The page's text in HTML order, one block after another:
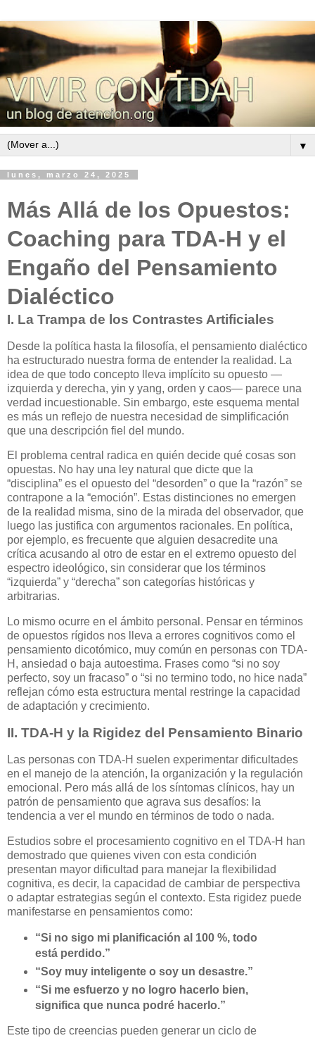
▼
lunes, marzo 24, 2025
Más Allá de los Opuestos:
Coaching para TDA-H y el
Engaño del Pensamiento
Dialéctico
I. La Trampa de los Contrastes Artificiales
Desde la política hasta la filosofía, el pensamiento dialéctico
ha estructurado nuestra forma de entender la realidad. La
idea de que todo concepto lleva implícito su opuesto —
izquierda y derecha, yin y yang, orden y caos— parece una
verdad incuestionable. Sin embargo, este esquema mental
es más un reflejo de nuestra necesidad de simplificación
que una descripción fiel del mundo.
El problema central radica en quién decide qué cosas son
opuestas. No hay una ley natural que dicte que la
“disciplina” es el opuesto del “desorden” o que la “razón” se
contrapone a la “emoción”. Estas distinciones no emergen
de la realidad misma, sino de la mirada del observador, que
luego las justifica con argumentos racionales. En política,
por ejemplo, es frecuente que alguien desacredite una
crítica acusando al otro de estar en el extremo opuesto del
espectro ideológico, sin considerar que los términos
“izquierda” y “derecha” son categorías históricas y
arbitrarias.
Lo mismo ocurre en el ámbito personal. Pensar en términos
de opuestos rígidos nos lleva a errores cognitivos como el
pensamiento dicotómico, muy común en personas con TDA-
H, ansiedad o baja autoestima. Frases como “si no soy
perfecto, soy un fracaso” o “si no termino todo, no hice nada”
reflejan cómo esta estructura mental restringe la capacidad
de adaptación y crecimiento.
II. TDA-H y la Rigidez del Pensamiento Binario
Las personas con TDA-H suelen experimentar dificultades
en el manejo de la atención, la organización y la regulación
emocional. Pero más allá de los síntomas clínicos, hay un
patrón de pensamiento que agrava sus desafíos: la
tendencia a ver el mundo en términos de todo o nada.
Estudios sobre el procesamiento cognitivo en el TDA-H han
demostrado que quienes viven con esta condición
presentan mayor dificultad para manejar la flexibilidad
cognitiva, es decir, la capacidad de cambiar de perspectiva
o adaptar estrategias según el contexto. Esta rigidez puede
manifestarse en pensamientos como:
“Si no sigo mi planificación al 100 %, todo
está perdido.”
“Soy muy inteligente o soy un desastre.”
“Si me esfuerzo y no logro hacerlo bien,
significa que nunca podré hacerlo.”
Este tipo de creencias pueden generar un ciclo de